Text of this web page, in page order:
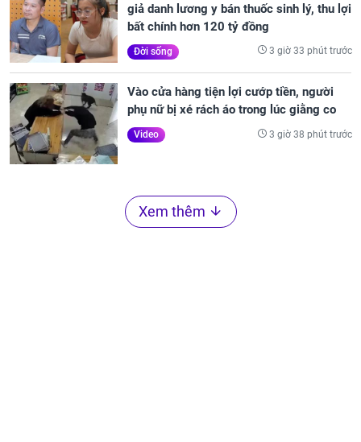
giả danh lương y bán thuốc sinh lý, thu lợi
bất chính hơn 120 tỷ đồng
Đời sống 3 giờ 33 phút trước
Vào cửa hàng tiện lợi cướp tiền, người
phụ nữ bị xé rách áo trong lúc giằng co
Video 3 giờ 38 phút trước
Xem thêm